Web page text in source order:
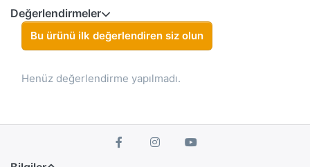
Değerlendirmeler
Bu ürünü ilk değerlendiren siz olun
Henüz değerlendirme yapılmadı.